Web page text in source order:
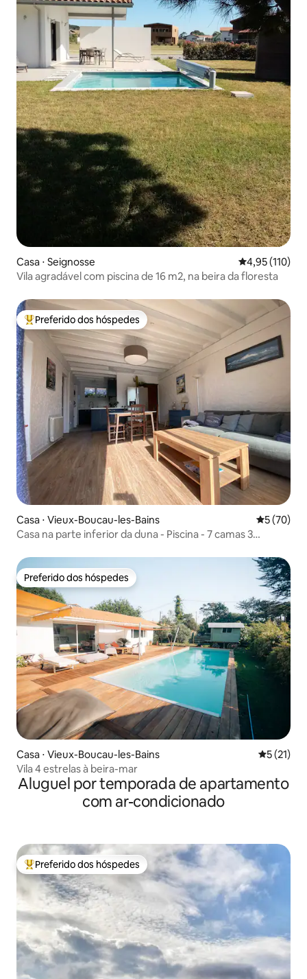
Casa ⋅ Seignosse 4,95 de uma
4,95 (110)
Vila agradável com piscina de 16 m2, na beira da floresta
Entre os melhores preferidos dos hóspedes
Preferido dos hóspedes
Casa ⋅ Vieux-Boucau-les-Bains 5 de uma
5 (70)
Casa na parte inferior da duna - Piscina - 7 camas 3
Preferido dos hóspedes
Preferido dos hóspedes
Casa ⋅ Vieux-Boucau-les-Bains 5 de uma
5 (21)
Vila 4 estrelas à beira-mar
Aluguel por temporada de apartamento
com ar-condicionado
Entre os melhores preferidos dos hóspedes
Preferido dos hóspedes